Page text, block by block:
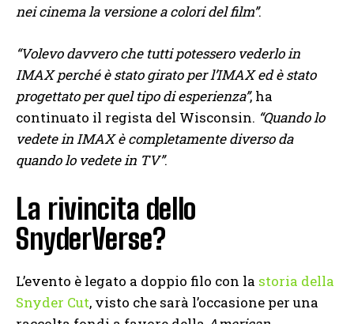
nei cinema la versione a colori del film”.
“Volevo davvero che tutti potessero vederlo in
IMAX perché è stato girato per l’IMAX ed è stato
progettato per quel tipo di esperienza”, ha
continuato il regista del Wisconsin. “Quando lo
vedete in IMAX è completamente diverso da
quando lo vedete in TV”.
La rivincita dello
SnyderVerse?
L’evento è legato a doppio filo con la storia della
Snyder Cut, visto che sarà l’occasione per una